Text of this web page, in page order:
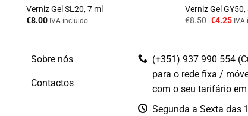
Verniz Gel SL20, 7 ml
€8.00 IVA incluido
Verniz Gel GY50,
€8.50 O
€8.50.
€4.25O
Sobre nós
Contactos
(+351) 937 990 554
para o rede fixa /
com o seu tarifário
Segunda a Sexta das